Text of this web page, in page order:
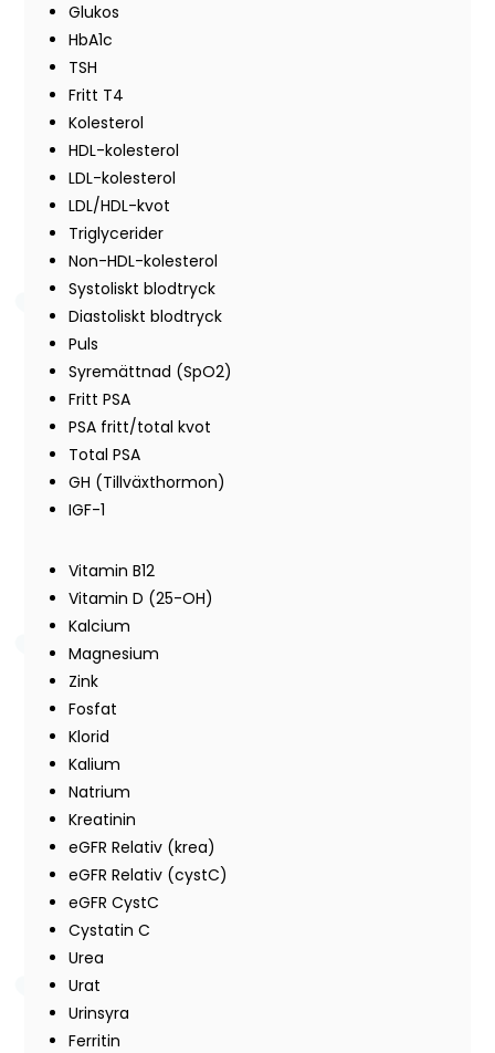
Glukos
HbA1c
TSH
Fritt T4
Kolesterol
HDL-kolesterol
LDL-kolesterol
LDL/HDL-kvot
Triglycerider
Non-HDL-kolesterol
Systoliskt blodtryck
Diastoliskt blodtryck
Puls
Syremättnad (SpO2)
Fritt PSA
PSA fritt/total kvot
Total PSA
GH (Tillväxthormon)
IGF-1
Vitamin B12
Vitamin D (25-OH)
Kalcium
Magnesium
Zink
Fosfat
Klorid
Kalium
Natrium
Kreatinin
eGFR Relativ (krea)
eGFR Relativ (cystC)
eGFR CystC
Cystatin C
Urea
Urat
Urinsyra
Ferritin